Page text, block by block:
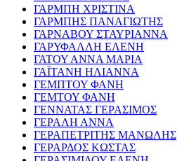
ΓΑΡΜΠΗ ΧΡΙΣΤΙΝΑ
ΓΑΡΜΠΗΣ ΠΑΝΑΓΙΩΤΗΣ
ΓΑΡΝΑΒΟΥ ΣΤΑΥΡΙΑΝΝΑ
ΓΑΡΥΦΑΛΛΗ ΕΛΕΝΗ
ΓΑΤΟΥ ΑΝΝΑ ΜΑΡΙΑ
ΓΑΪΤΑΝΗ ΗΛΙΑΝΝΑ
ΓΕΜΠΤΟΥ ΦΑΝΗ
ΓΕΜΤΟΥ ΦΑΝΗ
ΓΕΝΝΑΤΑΣ ΓΕΡΑΣΙΜΟΣ
ΓΕΡΑΛΗ ΑΝΝΑ
ΓΕΡΑΠΕΤΡΙΤΗΣ ΜΑΝΩΛΗΣ
ΓΕΡΑΡΔΟΣ ΚΩΣΤΑΣ